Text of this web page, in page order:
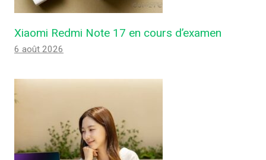
Xiaomi Redmi Note 17 en cours d’examen
6 août 2026